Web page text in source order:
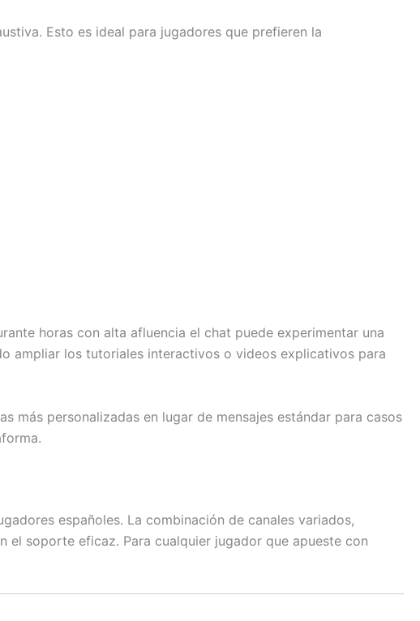
Esto es ideal para jugadores que prefieren la
horas con alta afluencia el chat puede experimentar una
ampliar los tutoriales interactivos o videos explicativos para
más personalizadas en lugar de mensajes estándar para casos
españoles. La combinación de canales variados,
el soporte eficaz. Para cualquier jugador que apueste con